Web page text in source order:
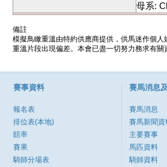
母系:
備註
模擬鳥瞰重溫由特約供應商提供，供馬迷作個
重溫片段出現偏差。本會已盡一切努力務求有
賽事資料
報名表
排位表(本地)
賠率
賽果
騎師分場表
賽馬消息
賽馬消息
賽馬新聞資
主要賽事
馬匹資料
騎師資料